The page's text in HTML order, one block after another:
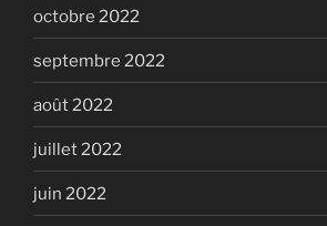
octobre 2022
septembre 2022
août 2022
juillet 2022
juin 2022